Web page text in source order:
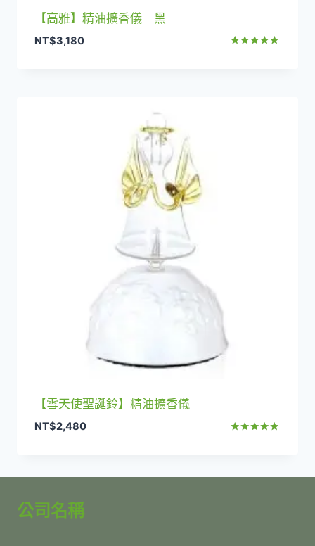
【高雅】精油擴香儀｜黑
NT$3,180
【雪天使聖誕鈴】精油擴香儀
NT$2,480
公司名稱